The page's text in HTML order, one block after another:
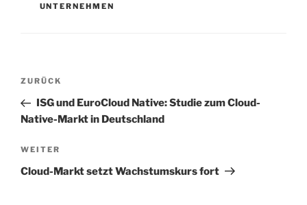
UNTERNEHMEN
Beitrags-
Vorheriger
Beitrag
ZURÜCK
ISG und EuroCloud Native: Studie zum Cloud-
Native-Markt in Deutschland
Nächster
Beitrag
WEITER
Cloud-Markt setzt Wachstumskurs fort